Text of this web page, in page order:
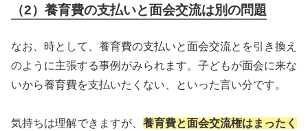
（2）養育費の支払いと面会交流は別の問題
なお、時として、養育費の支払いと面会交流とを引き換え
のように主張する事例がみられます。子どもが面会に来な
いから養育費を支払いたくない、といった言い分です。
気持ちは理解できますが、 養育費と面会交流権はまったく